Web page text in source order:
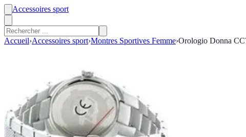
Accessoires sport
Accueil›Accessoires sport›Montres Sportives Femme›Orologio Donna